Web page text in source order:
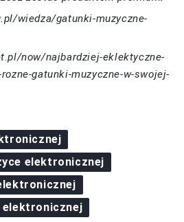
wiedza/gatunki-muzyczne-
now/najbardziej-eklektyczne-
gatunki-muzyczne-w-swojej-
elektronicznej
elektronicznej